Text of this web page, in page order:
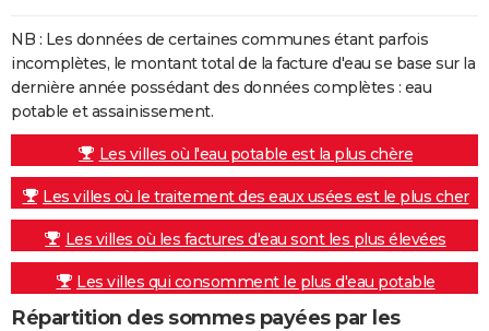
NB : Les données de certaines communes étant parfois
incomplètes, le montant total de la facture d'eau se base sur la
dernière année possédant des données complètes : eau
potable et assainissement.
Les villes où l'eau potable est la plus chère
Les villes où le traitement des eaux usées est le plus cher
Les villes où les factures d'eau sont les plus élevées
Les villes qui consomment le plus d'eau potable
Répartition des sommes payées par les